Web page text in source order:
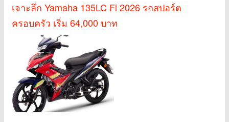
เจาะลึก Yamaha 135LC Fi 2026 รถสปอร์ต
ครอบครัว เริ่ม 64,000 บาท